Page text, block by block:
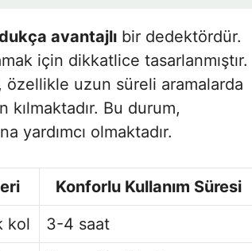
avantajlı bir dedektördür.
için dikkatlice tasarlanmıştır.
özellikle uzun süreli aramalarda
Bu durum,
yardımcı olmaktadır.
Konforlu Kullanım Süresi
kol
3-4 saat